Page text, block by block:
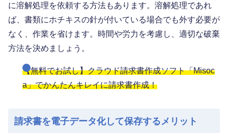
に溶解処理を依頼する方法もあります。溶解処理であれ
ば、書類にホチキスの針が付いている場合でも外す必要が
なく、作業を省けます。時間や労力を考慮し、適切な破棄
方法を決めましょう。
【無料でお試し】クラウド請求書作成ソフト「Misoc
a」でかんたんキレイに請求書作成！
請求書を電子データ化して保存するメリット